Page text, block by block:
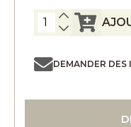
DEMANDER